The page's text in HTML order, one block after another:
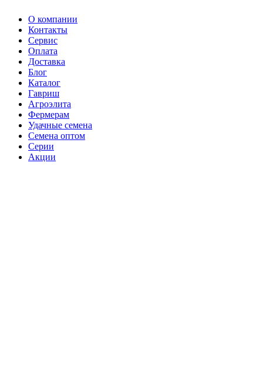
О компании
Контакты
Сервис
Оплата
Доставка
Блог
Каталог
Гавриш
Агроэлита
Фермерам
Удачные семена
Семена оптом
Серии
Акции